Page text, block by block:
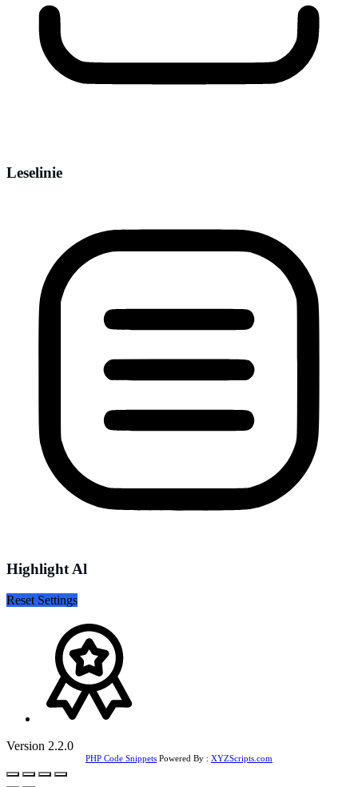
Leselinie
Highlight Al
Reset Settings
Version 2.2.0
PHP Code Snippets Powered By : XYZScripts.com